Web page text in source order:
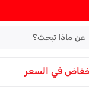
في السعر